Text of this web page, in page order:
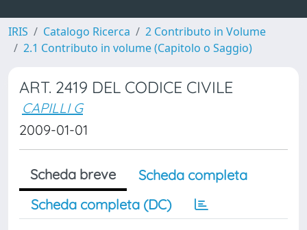
IRIS Catalogo Ricerca
2 Contributo in Volume
2.1 Contributo in volume (Capitolo o Saggio)
ART. 2419 DEL CODICE CIVILE
CAPILLI G
2009-01-01
Scheda breve
Scheda completa
Scheda completa (DC)